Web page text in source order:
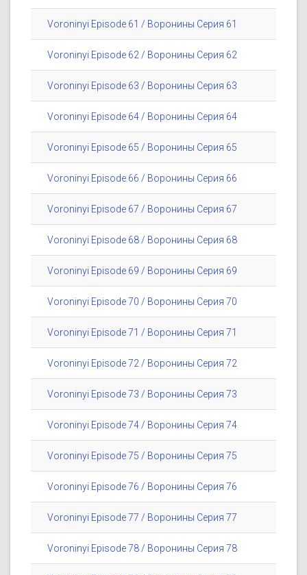
Voroninyi Episode 61 / Воронины Серия 61
Voroninyi Episode 62 / Воронины Серия 62
Voroninyi Episode 63 / Воронины Серия 63
Voroninyi Episode 64 / Воронины Серия 64
Voroninyi Episode 65 / Воронины Серия 65
Voroninyi Episode 66 / Воронины Серия 66
Voroninyi Episode 67 / Воронины Серия 67
Voroninyi Episode 68 / Воронины Серия 68
Voroninyi Episode 69 / Воронины Серия 69
Voroninyi Episode 70 / Воронины Серия 70
Voroninyi Episode 71 / Воронины Серия 71
Voroninyi Episode 72 / Воронины Серия 72
Voroninyi Episode 73 / Воронины Серия 73
Voroninyi Episode 74 / Воронины Серия 74
Voroninyi Episode 75 / Воронины Серия 75
Voroninyi Episode 76 / Воронины Серия 76
Voroninyi Episode 77 / Воронины Серия 77
Voroninyi Episode 78 / Воронины Серия 78